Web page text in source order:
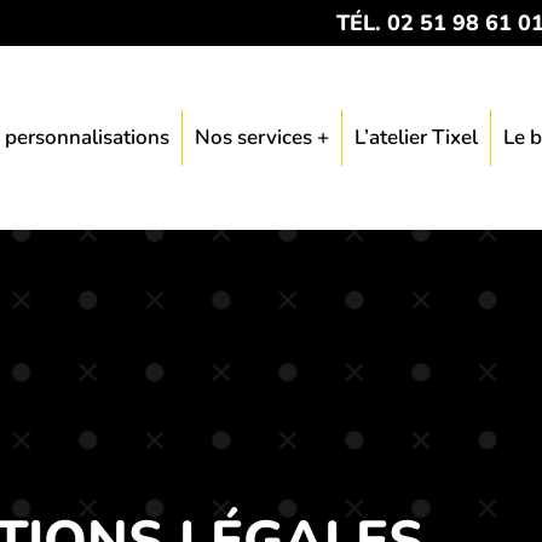
TÉL. 02 51 98 61
personnalisations Nos services + L’atelier Tixel Le